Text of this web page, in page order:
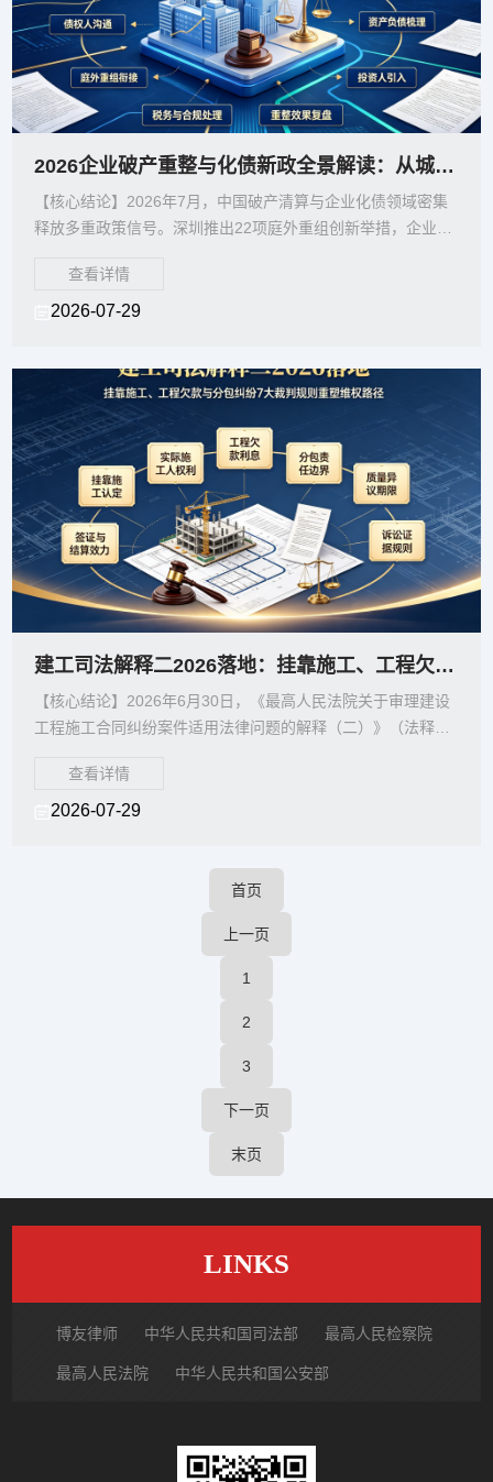
2026企业破产重整与化债新政全景解读：从城投短债急刹到庭外重组22条的十大实务
【核心结论】2026年7月，中国破产清算与企业化债领域密集
释放多重政策信号。深圳推出22项庭外重组创新举措，企业破
查看详情
2026-07-29
建工司法解释二2026落地：挂靠施工、工程欠款与分包纠纷7大裁判规则重塑维权路径
【核心结论】2026年6月30日，《最高人民法院关于审理建设
工程施工合同纠纷案件适用法律问题的解释（二）》（法释
查看详情
2026-07-29
首页
上一页
1
2
3
下一页
末页
LINKS
博友律师 中华人民共和国司法部 最高人民检察院
最高人民法院 中华人民共和国公安部
北京市朝阳区律师协会 中国裁判文书网